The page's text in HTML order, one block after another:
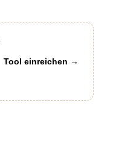
Tool einreichen →